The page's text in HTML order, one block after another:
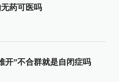
无药可医吗
开”不合群就是自闭症吗